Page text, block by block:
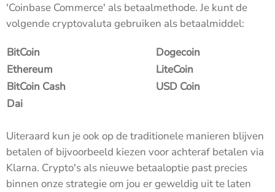
'Coinbase Commerce' als betaalmethode. Je kunt de
volgende cryptovaluta gebruiken als betaalmiddel:
BitCoin
Dogecoin
Ethereum
LiteCoin
BitCoin Cash
USD Coin
Dai
Uiteraard kun je ook op de traditionele manieren blijven
betalen of bijvoorbeeld kiezen voor achteraf betalen via
Klarna. Crypto's als nieuwe betaaloptie past precies
binnen onze strategie om jou er geweldig uit te laten